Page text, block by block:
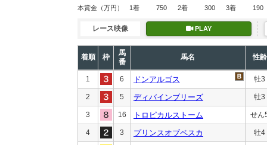
本賞金 （万円） 1着 750 2着 300 3着 190
レース映像 PLAY
着順 枠
馬
番
馬名 性齢
1 6 ドンアルゴス 牡3
2 5 ディバインブリーズ 牡3
3 16 トロピカルストーム せん
4 3 プリンスオブペスカ 牡4